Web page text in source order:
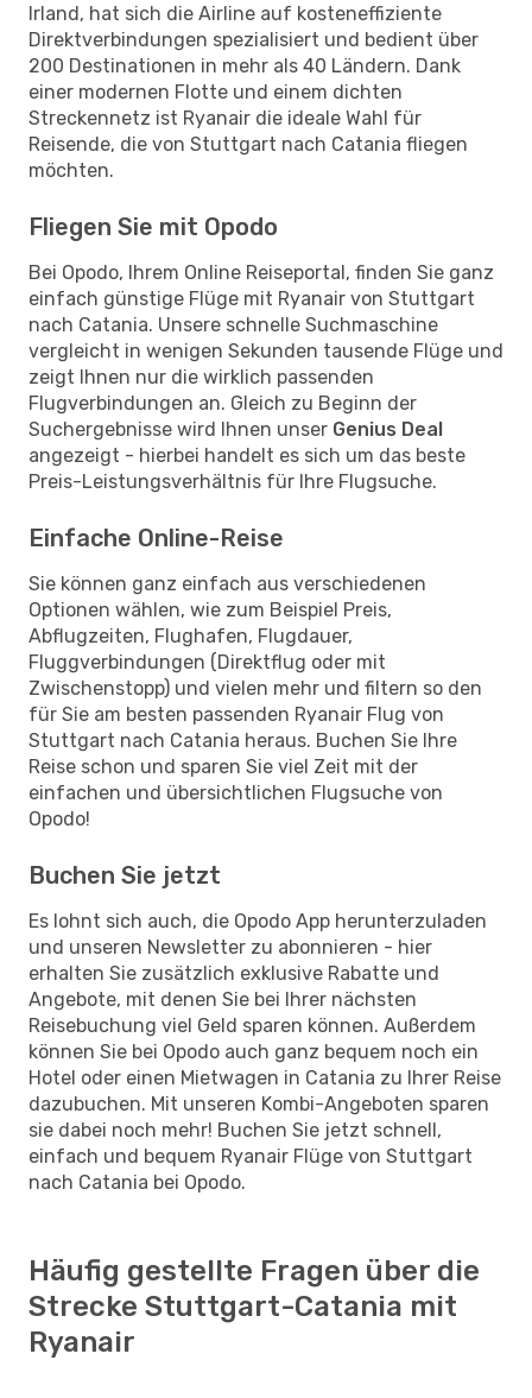
Irland, hat sich die Airline auf kosteneffiziente
Direktverbindungen spezialisiert und bedient über
200 Destinationen in mehr als 40 Ländern. Dank
einer modernen Flotte und einem dichten
Streckennetz ist Ryanair die ideale Wahl für
Reisende, die von Stuttgart nach Catania fliegen
möchten.
Fliegen Sie mit Opodo
Bei Opodo, Ihrem Online Reiseportal, finden Sie ganz
einfach günstige Flüge mit Ryanair von Stuttgart
nach Catania. Unsere schnelle Suchmaschine
vergleicht in wenigen Sekunden tausende Flüge und
zeigt Ihnen nur die wirklich passenden
Flugverbindungen an. Gleich zu Beginn der
Suchergebnisse wird Ihnen unser Genius Deal
angezeigt - hierbei handelt es sich um das beste
Preis-Leistungsverhältnis für Ihre Flugsuche.
Einfache Online-Reise
Sie können ganz einfach aus verschiedenen
Optionen wählen, wie zum Beispiel Preis,
Abflugzeiten, Flughafen, Flugdauer,
Fluggverbindungen (Direktflug oder mit
Zwischenstopp) und vielen mehr und filtern so den
für Sie am besten passenden Ryanair Flug von
Stuttgart nach Catania heraus. Buchen Sie Ihre
Reise schon und sparen Sie viel Zeit mit der
einfachen und übersichtlichen Flugsuche von
Opodo!
Buchen Sie jetzt
Es lohnt sich auch, die Opodo App herunterzuladen
und unseren Newsletter zu abonnieren - hier
erhalten Sie zusätzlich exklusive Rabatte und
Angebote, mit denen Sie bei Ihrer nächsten
Reisebuchung viel Geld sparen können. Außerdem
können Sie bei Opodo auch ganz bequem noch ein
Hotel oder einen Mietwagen in Catania zu Ihrer Reise
dazubuchen. Mit unseren Kombi-Angeboten sparen
sie dabei noch mehr! Buchen Sie jetzt schnell,
einfach und bequem Ryanair Flüge von Stuttgart
nach Catania bei Opodo.
Häufig gestellte Fragen über die
Strecke Stuttgart-Catania mit
Ryanair